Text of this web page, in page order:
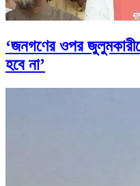
‘জনগণের ওপর
হবে না’